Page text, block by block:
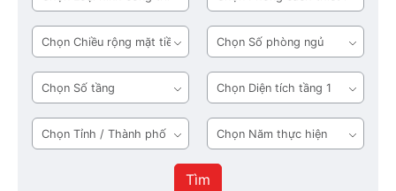
hình
công
trình
cách
thiết
kế
Chiều
rộng
mặt
tiền
Số
phòng
ngủ
Số
tầng
Diện
tích
tầng
1
Tỉnh
/
Năm
thực
hiện
Tìm